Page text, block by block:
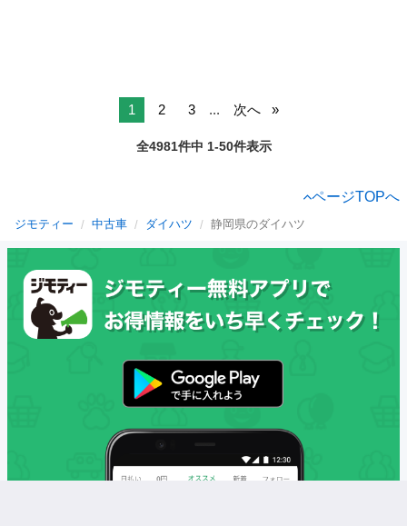
1 2 3 ... 次へ
全4981件中 1-50件表示
ページTOPへ
ジモティー 中古車 ダイハツ 静岡県のダイハツ